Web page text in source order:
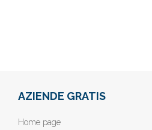
AZIENDE GRATIS
Home page